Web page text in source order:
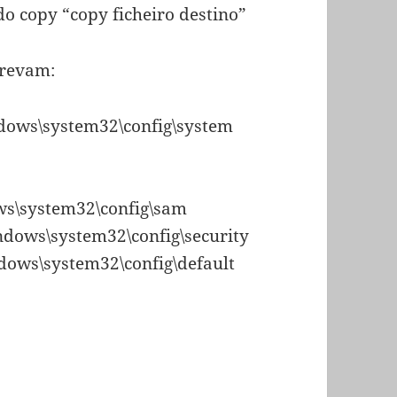
copy “copy ficheiro destino”